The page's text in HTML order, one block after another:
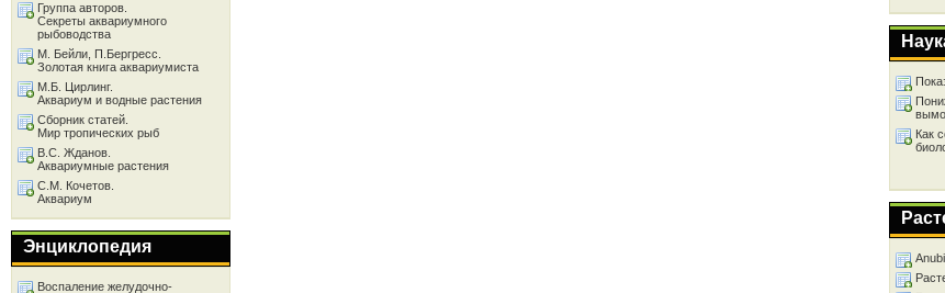
Как
Группа авторов.
Секреты аквариумного
рыбоводства
М. Бейли, П.Бергресс.
Золотая книга аквариумиста
М.Б. Цирлинг.
Аквариум и водные растения
Сборник статей.
Мир тропических рыб
В.С. Жданов.
Аквариумные растения
С.М. Кочетов.
Аквариум
Энциклопедия
Воспаление желудочно-